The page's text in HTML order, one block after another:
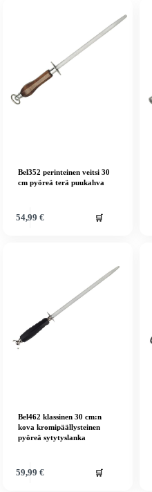
Bel352 perinteinen veitsi 30
cm pyöreä terä puukahva
54,99 € 🛒
Bel462 klassinen 30 cm:n
kova kromipäällysteinen
pyöreä sytytyslanka
59,99 € 🛒